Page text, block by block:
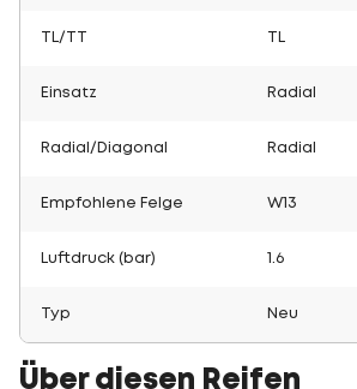
TL/TT
Einsatz Radial
Radial/Diagonal Radial
Empfohlene Felge W13
Luftdruck (bar) 1.6
Typ Neu
Über diesen Reifen